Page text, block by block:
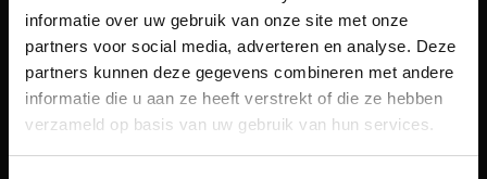
informatie over uw gebruik van onze site met onze
partners voor social media, adverteren en analyse. Deze
partners kunnen deze gegevens combineren met andere
informatie die u aan ze heeft verstrekt of die ze hebben
verzameld op basis van uw gebruik van hun services.
Maatwerk